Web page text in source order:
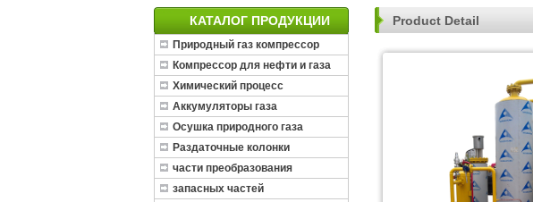
КАТАЛОГ ПРОДУКЦИИ
Природный газ компрессор
Компрессор для нефти и газа
Химический процесс
Аккумуляторы газа
Осушка природного газа
Раздаточные колонки
части преобразования
запасных частей
Product Detail